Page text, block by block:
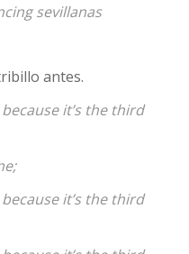
sevillanas
antes.
it’s the third
it’s the third